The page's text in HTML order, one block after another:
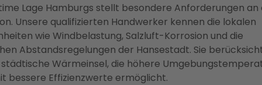
Lage Hamburgs stellt besondere Anforderungen an
Unsere qualifizierten Handwerker kennen die lokalen
wie Windbelastung, Salzluft-Korrosion und die
Abstandsregelungen der Hansestadt. Sie
Wärmeinsel, die höhere
bessere Effizienzwerte ermöglicht.